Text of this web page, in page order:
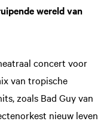
wereld van
concert voor
van tropische
zoals Bad Guy van
nieuw leven